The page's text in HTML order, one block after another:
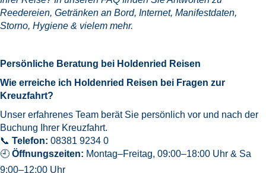
Reedereien, Getränken an Bord, Internet, Manifestdaten,
Storno, Hygiene & vielem mehr.
Persönliche Beratung bei Holdenried Reisen
Wie erreiche ich Holdenried Reisen bei Fragen zur
Kreuzfahrt?
Unser erfahrenes Team berät Sie persönlich vor und nach der
Buchung Ihrer Kreuzfahrt.
📞 Telefon: 08381 9234 0
🕘 Öffnungszeiten: Montag–Freitag, 09:00–18:00 Uhr & Sa
9:00–12:00 Uhr